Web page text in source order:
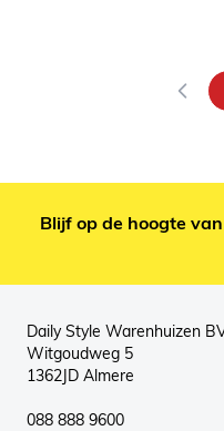
Blijf op de hoogte
Daily Style Warenhuizen
Witgoudweg 5
1362JD Almere
088 888 9600